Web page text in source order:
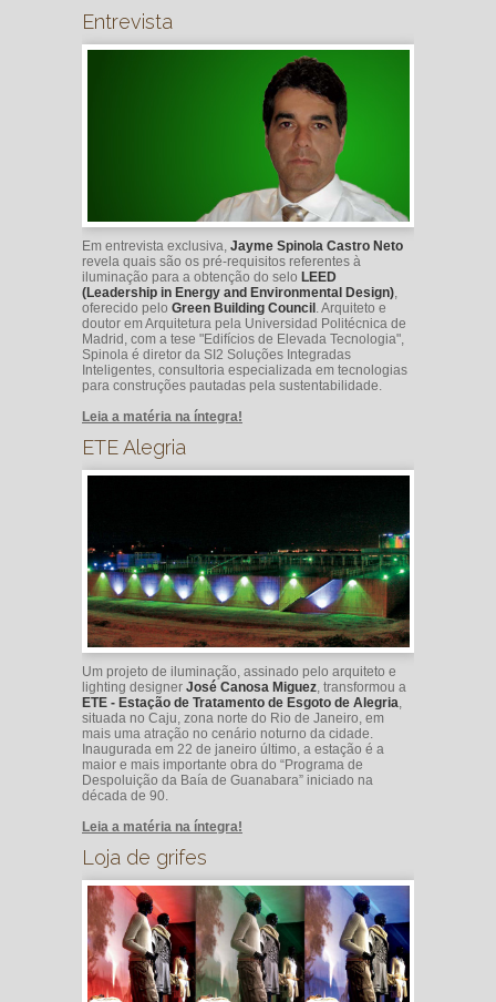
Entrevista
Em entrevista exclusiva, Jayme Spinola Castro Neto
revela quais são os pré-requisitos referentes à
iluminação para a obtenção do selo LEED
(Leadership in Energy and Environmental Design)
oferecido pelo Green Building Council . Arquiteto e
doutor em Arquitetura pela Universidad Politécnica de
Madrid, com a tese "Edifícios de Elevada Tecnologia",
Spinola é diretor da SI2 Soluções Integradas
Inteligentes, consultoria especializada em tecnologias
para construções pautadas pela sustentabilidade.
Leia a matéria na íntegra!
ETE Alegria
Um projeto de iluminação, assinado pelo arquiteto e
lighting designer José Canosa Miguez, transformou a
ETE - Estação de Tratamento de Esgoto de Alegria,
situada no Caju, zona norte do Rio de Janeiro, em
mais uma atração no cenário noturno da cidade.
Inaugurada em 22 de janeiro último, a estação é a
maior e mais importante obra do “Programa de
Despoluição da Baía de Guanabara” iniciado na
década de 90.
Leia a matéria na íntegra!
Loja de grifes